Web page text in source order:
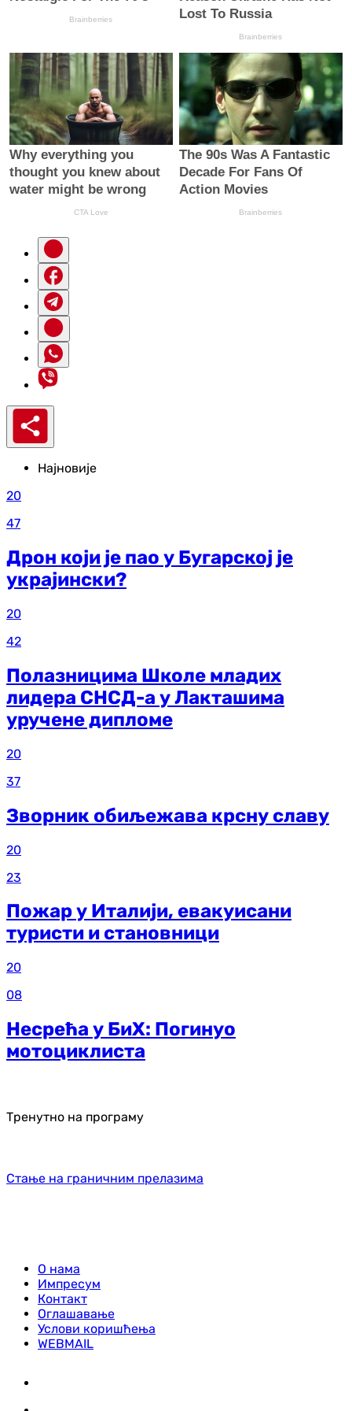
Најновије
20
47
Дрон који је пао у Бугарској је
украјински?
20
42
Полазницима Школе младих
лидера СНСД-а у Лакташима
уручене дипломе
20
37
Зворник обиљежава крсну славу
20
23
Пожар у Италији, евакуисани
туристи и становници
20
08
Несрећа у БиХ: Погинуо
мотоциклиста
Тренутно на програму
Стање на граничним прелазима
О нама
Импресум
Контакт
Оглашавање
Услови коришћења
WEBMAIL